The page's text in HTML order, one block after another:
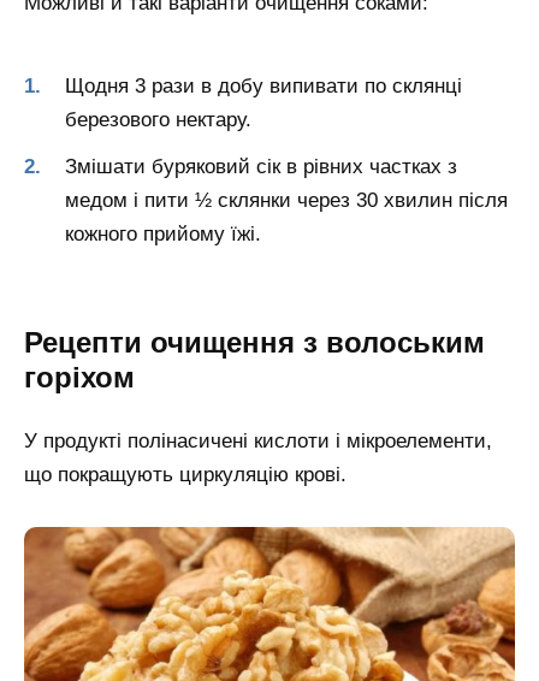
Щодня 3 рази в добу випивати по склянці
березового нектару.
Змішати буряковий сік в рівних частках з
медом і пити ½ склянки через 30 хвилин після
кожного прийому їжі.
Рецепти очищення з волоським
горіхом
У продукті полінасичені кислоти і мікроелементи,
що покращують циркуляцію крові.